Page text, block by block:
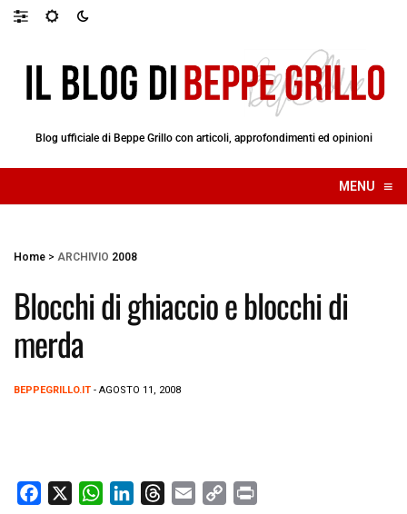
Blog ufficiale di Beppe Grillo con articoli, approfondimenti ed opinioni
MENU ≡
☰
Home > ARCHIVIO 2008
Blocchi di ghiaccio e blocchi di
merda
BEPPEGRILLO.IT - AGOSTO 11, 2008
W